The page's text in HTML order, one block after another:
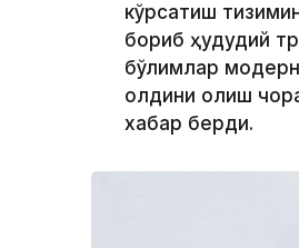
кўрсатиш
бориб ҳудудий
бўлимлар
олдини олиш
хабар берди.